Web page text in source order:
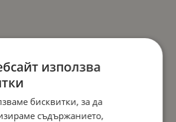
използва
бисквитки, за да
съдържанието,